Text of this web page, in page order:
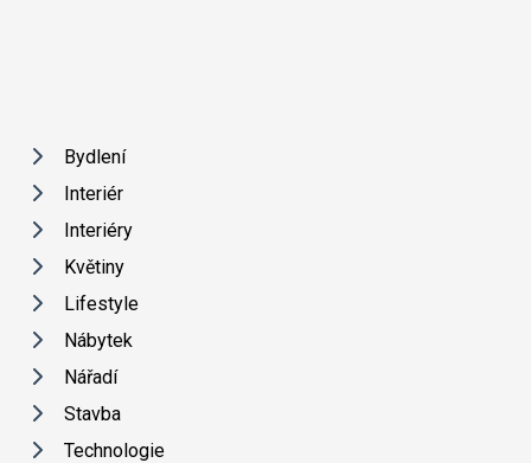
Bydlení
Interiér
Interiéry
Květiny
Lifestyle
Nábytek
Nářadí
Stavba
Technologie